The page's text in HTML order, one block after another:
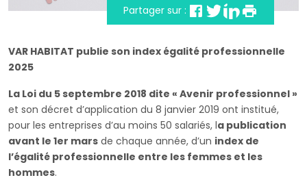
Partager sur :
VAR HABITAT publie son index égalité professionnelle
2025
La Loi du 5 septembre 2018 dite « Avenir professionnel »
et son décret d’application du 8 janvier 2019 ont institué,
pour les entreprises d’au moins 50 salariés, la publication
avant le 1er mars de chaque année, d’un index de
l’égalité professionnelle entre les femmes et les
hommes.